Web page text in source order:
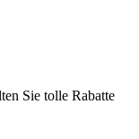
Sie tolle Rabatte